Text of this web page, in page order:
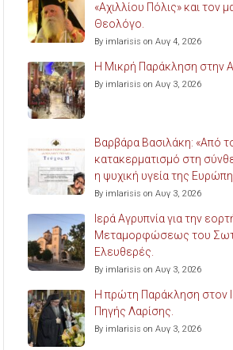
«Αχιλλίου Πόλις» και τον
Θεολόγο.
By imlarisis on Αυγ 4, 2026
Η Μικρή Παράκληση στην
By imlarisis on Αυγ 3, 2026
Βαρβάρα Βασιλάκη: «Από
κατακερματισμό στη
η ψυχική υγεία της
By imlarisis on Αυγ 3, 2026
Ιερά Αγρυπνία για την
Μεταμορφώσεως του
Ελευθερές.
By imlarisis on Αυγ 3, 2026
Η πρώτη Παράκληση στον
Πηγής Λαρίσης.
By imlarisis on Αυγ 3, 2026